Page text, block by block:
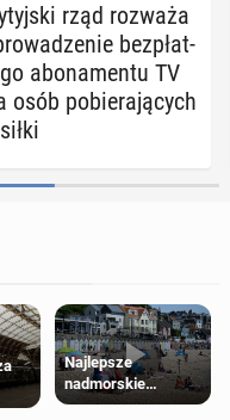
rząd rozważa
bez­płat­
abo­na­men­tu TV
osób po­bie­ra­ją­cych
Najlepsze
nadmorskie
miasteczko blisko